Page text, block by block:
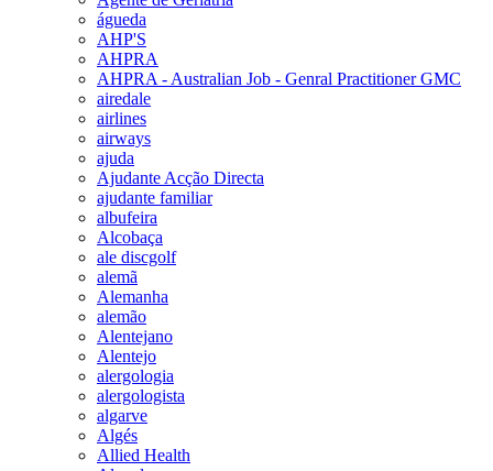
águeda
AHP'S
AHPRA
AHPRA - Australian Job - Genral Practitioner GMC
airedale
airlines
airways
ajuda
Ajudante Acção Directa
ajudante familiar
albufeira
Alcobaça
ale discgolf
alemã
Alemanha
alemão
Alentejano
Alentejo
alergologia
alergologista
algarve
Algés
Allied Health